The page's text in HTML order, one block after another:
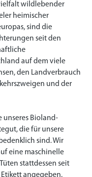
wildlebender
heimischer
sind die
seit den
auf dem viele
den Landverbrauch
und der
unseres Bioland-
die für unsere
sind. Wir
eine maschinelle
stattdessen seit
angegeben.